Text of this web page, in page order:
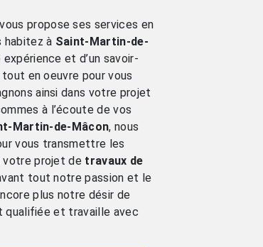
vous propose ses services en
habitez à Saint-Martin-de-
expérience et d’un savoir-
en oeuvre pour vous
ainsi dans votre projet
à l’écoute de vos
Martin-de-Mâcon, nous
vous transmettre les
votre projet de travaux de
tout notre passion et le
plus notre désir de
qualifiée et travaille avec